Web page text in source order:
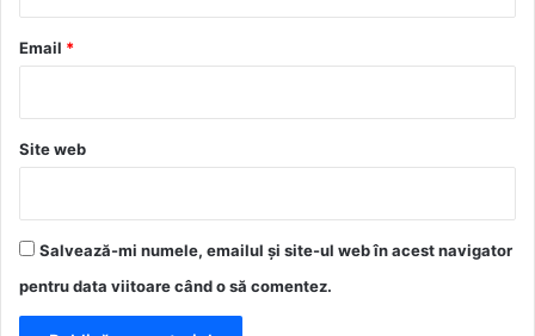
*
Email *
Site web
Salvează-mi numele, emailul și site-ul web în acest navigator
pentru data viitoare când o să comentez.